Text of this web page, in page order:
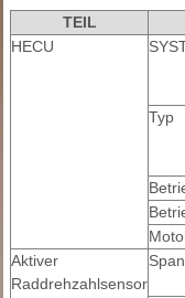
TEIL
HECU
Typ
Aktiver
Raddrehzahlsensor